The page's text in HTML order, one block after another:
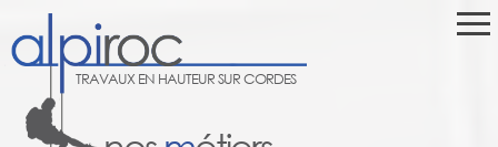
TRAVAUX EN HAUTEUR SUR CORDES